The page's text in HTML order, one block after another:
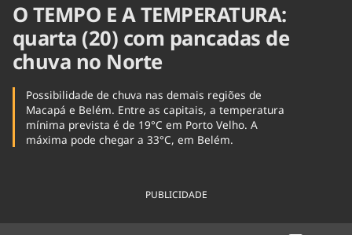
O TEMPO E A TEMPERATURA:
quarta (20) com pancadas de
chuva no Norte
Possibilidade de chuva nas demais regiões de
Macapá e Belém. Entre as capitais, a temperatura
mínima prevista é de 19°C em Porto Velho. A
máxima pode chegar a 33°C, em Belém.
PUBLICIDADE